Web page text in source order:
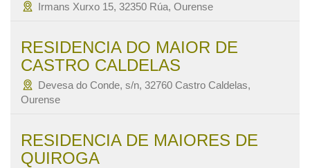
Irmans Xurxo 15, 32350 Rúa, Ourense
RESIDENCIA DO MAIOR DE
CASTRO CALDELAS
Devesa do Conde, s/n, 32760 Castro Caldelas,
Ourense
RESIDENCIA DE MAIORES DE
QUIROGA